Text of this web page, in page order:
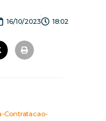
16/10/2023 18:02
Contratacao-